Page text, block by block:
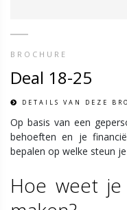
BROCHURE
Deal 18-25
DETAILS VAN DEZE
Op basis van een
behoeften en je
bepalen op welke steun
Hoe weet